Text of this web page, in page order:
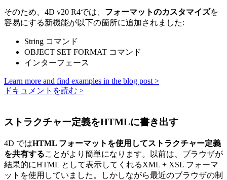
そのため、4D v20 R4では、 フォーマットのカスタマイズを
容易にする新機能が以下の箇所に追加されました:
String コマンド
OBJECT SET FORMAT コマンド
インターフェース
Learn more and find examples in the blog post >
ドキュメントを読む >
ストラクチャー定義をHTMLに書き出す
4D ではHTML フォーマットを使用してストラクチャー定義
を共有することがより簡単になります。以前は、ブラウザが
結果的にHTML として表示してくれるXML + XSL フォーマ
ットを使用していました。しかしながら最近のブラウザの制